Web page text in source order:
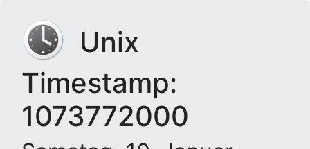
Unix
Timestamp:
1073772000